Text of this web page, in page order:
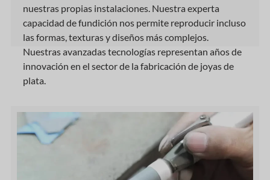
nuestras propias instalaciones. Nuestra experta
capacidad de fundición nos permite reproducir incluso
las formas, texturas y diseños más complejos.
Nuestras avanzadas tecnologías representan años de
innovación en el sector de la fabricación de joyas de
plata.